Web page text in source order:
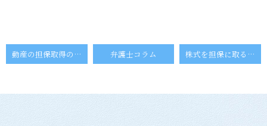
動産の担保取得の長所と短所 弁護士コラム 株式を担保に取る方法